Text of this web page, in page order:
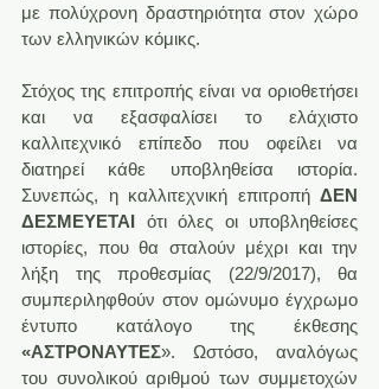
με πολύχρονη δραστηριότητα στον χώρο
των ελληνικών κόμικς.
Στόχος της επιτροπής είναι να οριοθετήσει
και να εξασφαλίσει το ελάχιστο
καλλιτεχνικό επίπεδο που οφείλει να
διατηρεί κάθε υποβληθείσα ιστορία.
Συνεπώς, η καλλιτεχνική επιτροπή ΔΕΝ
ΔΕΣΜΕΥΕΤΑΙ ότι όλες οι υποβληθείσες
ιστορίες, που θα σταλούν μέχρι και την
λήξη της προθεσμίας (22/9/2017), θα
συμπεριληφθούν στον ομώνυμο έγχρωμο
«ΑΣΤΡΟΝΑΥΤΕΣ». Ωστόσο, αναλόγως
του συνολικού αριθμού των συμμετοχών